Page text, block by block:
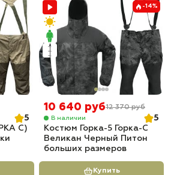
5
С)
-14%
10 640 руб12 370 руб
В наличии
5
Костюм Горка-5 Горка-С
Великан Черный Питон
больших размеров
Купить